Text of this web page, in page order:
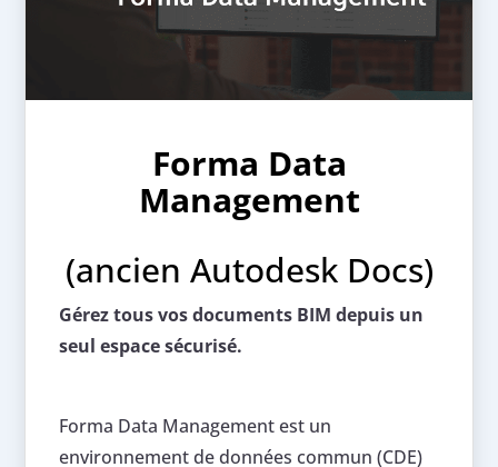
Forma Data
Management
(ancien Autodesk Docs)
Gérez tous vos documents BIM depuis un
seul espace sécurisé.
Forma Data Management est un
environnement de données commun (CDE)